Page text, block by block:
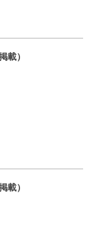
載）
載）